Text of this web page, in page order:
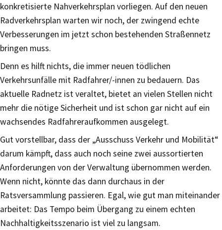
konkretisierte Nahverkehrsplan vorliegen. Auf den neuen
Radverkehrsplan warten wir noch, der zwingend echte
Verbesserungen im jetzt schon bestehenden Straßennetz
bringen muss.
Denn es hilft nichts, die immer neuen tödlichen
Verkehrsunfälle mit Radfahrer/-innen zu bedauern. Das
aktuelle Radnetz ist veraltet, bietet an vielen Stellen nicht
mehr die nötige Sicherheit und ist schon gar nicht auf ein
wachsendes Radfahreraufkommen ausgelegt.
Gut vorstellbar, dass der „Ausschuss Verkehr und Mobilität“
darum kämpft, dass auch noch seine zwei aussortierten
Anforderungen von der Verwaltung übernommen werden.
Wenn nicht, könnte das dann durchaus in der
Ratsversammlung passieren. Egal, wie gut man miteinander
arbeitet: Das Tempo beim Übergang zu einem echten
Nachhaltigkeitsszenario ist viel zu langsam.